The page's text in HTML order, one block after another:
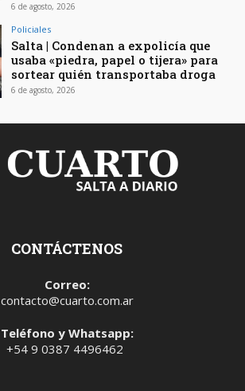
6 de agosto, 2026
Policiales
Salta | Condenan a expolicía que
usaba «piedra, papel o tijera» para
sortear quién transportaba droga
6 de agosto, 2026
CONTÁCTENOS
Correo:
contacto@cuarto.com.ar
Teléfono y Whatsapp:
+54 9 0387 4496462